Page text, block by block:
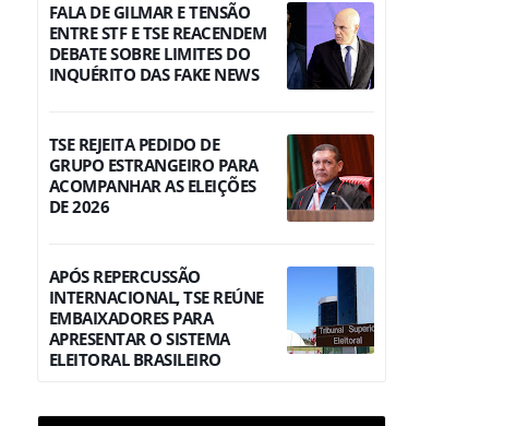
FALA DE GILMAR E TENSÃO
ENTRE STF E TSE REACENDEM
DEBATE SOBRE LIMITES DO
INQUÉRITO DAS FAKE NEWS
TSE REJEITA PEDIDO DE
GRUPO ESTRANGEIRO PARA
ACOMPANHAR AS ELEIÇÕES
DE 2026
APÓS REPERCUSSÃO
INTERNACIONAL, TSE REÚNE
EMBAIXADORES PARA
APRESENTAR O SISTEMA
ELEITORAL BRASILEIRO